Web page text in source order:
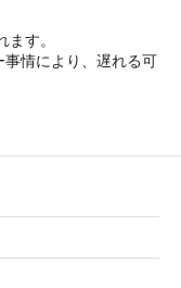
す。
情により、遅れる可